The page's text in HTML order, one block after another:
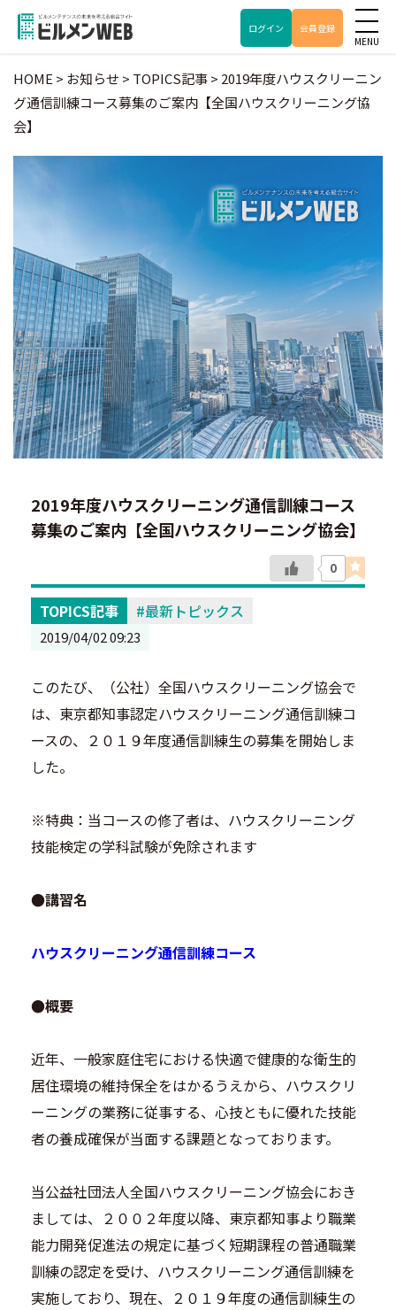
ログイン 会員登録
HOME > お知らせ > TOPICS記事> 2019年度ハウスクリーニン
グ通信訓練コース募集のご案内【全国ハウスクリーニング協
会】
2019年度ハウスクリーニング通信訓練コース
募集のご案内【全国ハウスクリーニング協会】
0
TOPICS記事 最新トピックス
2019/04/02 09:23
このたび、（公社）全国ハウスクリーニング協会で
は、東京都知事認定ハウスクリーニング通信訓練コ
ースの、２０１９年度通信訓練生の募集を開始しま
した。
※特典：当コースの修了者は、ハウスクリーニング
技能検定の学科試験が免除されます
●講習名
ハウスクリーニング通信訓練コース
●概要
近年、一般家庭住宅における快適で健康的な衛生的
居住環境の維持保全をはかるうえから、ハウスクリ
ーニングの業務に従事する、心技ともに優れた技能
者の養成確保が当面する課題となっております。
当公益社団法人全国ハウスクリーニング協会におき
ましては、２００２年度以降、東京都知事より職業
能力開発促進法の規定に基づく短期課程の普通職業
訓練の認定を受け、ハウスクリーニング通信訓練を
実施しており、現在、２０１９年度の通信訓練生の